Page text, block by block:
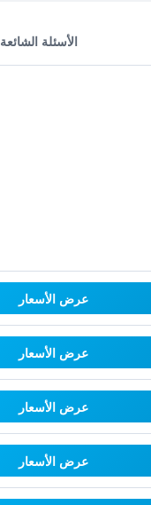
الأسئلة الشائعة
عرض الأسعار
عرض الأسعار
عرض الأسعار
عرض الأسعار